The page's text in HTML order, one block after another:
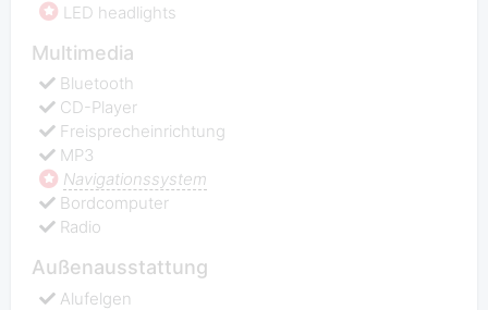
LED headlights
Multimedia
Bluetooth
CD-Player
Freisprecheinrichtung
MP3
Navigationssystem
Bordcomputer
Radio
Außenausstattung
Alufelgen